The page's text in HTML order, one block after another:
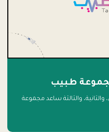
طبيب
والثالثة ساعد مجموعة